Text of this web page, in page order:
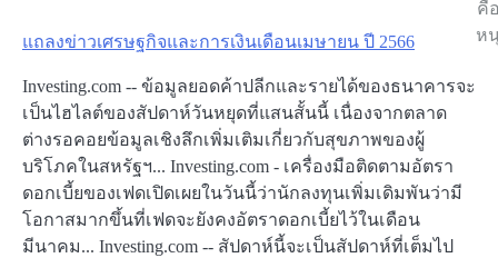
แถลงข่าวเศรษฐกิจและการเงินเดือนเมษายน ปี 2566
Investing.com -- ข้อมูลยอดค้าปลีกและรายได้ของธนาคารจะ
เป็นไฮไลต์ของสัปดาห์วันหยุดที่แสนสั้นนี้ เนื่องจากตลาด
ต่างรอคอยข้อมูลเชิงลึกเพิ่มเติมเกี่ยวกับสุขภาพของผู้
บริโภคในสหรัฐฯ... Investing.com - เครื่องมือติดตามอัตรา
ดอกเบี้ยของเฟดเปิดเผยในวันนี้ว่านักลงทุนเพิ่มเดิมพันว่ามี
โอกาสมากขึ้นที่เฟดจะยังคงอัตราดอกเบี้ยไว้ในเดือน
มีนาคม... Investing.com -- สัปดาห์นี้จะเป็นสัปดาห์ที่เต็มไป
คื
ห